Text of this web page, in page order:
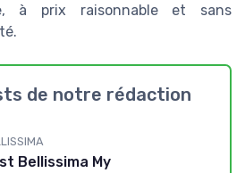
à prix raisonnable et sans
de notre rédaction
Bellissima My